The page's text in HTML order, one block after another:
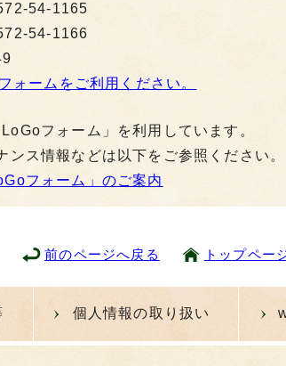
54-1165
54-1166
ォームをご利用ください。
フォーム」を利用しています。
ンス情報などは以下をご参照ください。
フォーム」のご案内
前のページへ戻る トップペー
個人情報の取り扱い